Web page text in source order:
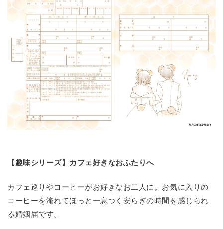
【趣味シリーズ】カフェ好きなおふたりへ
カフェ巡りやコーヒーがお好きなお二人に。お気に入りの
コーヒーを淹れてほっと一息つく安らぎの時間を感じられ
る婚姻届です。